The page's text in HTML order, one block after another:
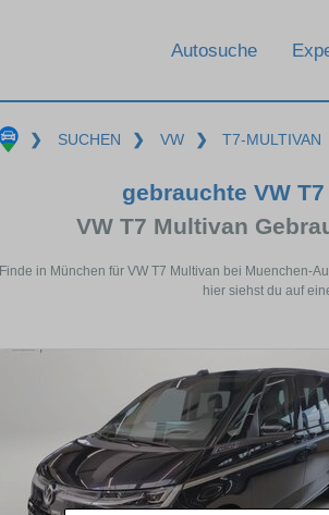
Autosuche
❯ SUCHEN ❯ VW ❯ T7-MULTIVAN
gebrauchte VW
VW T7 Multivan
Finde in München für VW T7 Multivan bei Muenchen-
hier siehst du auf